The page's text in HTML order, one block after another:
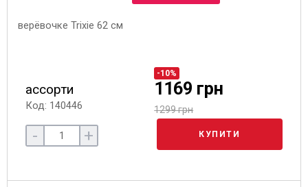
ассорти
Код: 140446
-10%
1169 грн
1299 грн
- + КУПИТИ